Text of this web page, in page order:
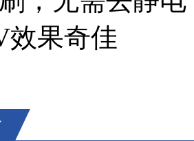
效果奇佳